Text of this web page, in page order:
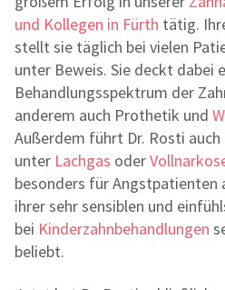
und Kollegen in Fürth tätig.
stellt sie täglich bei vielen
unter Beweis. Sie deckt dabei
Behandlungsspektrum der
anderem auch Prothetik und
Außerdem führt Dr. Rosti auch
unter Lachgas oder
besonders für Angstpatienten
ihrer sehr sensiblen und
bei Kinderzahnbehandlungen
beliebt.